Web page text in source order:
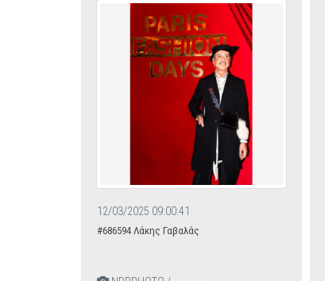
12/03/2025 09:00:41
#686594 Λάκης Γαβαλάς